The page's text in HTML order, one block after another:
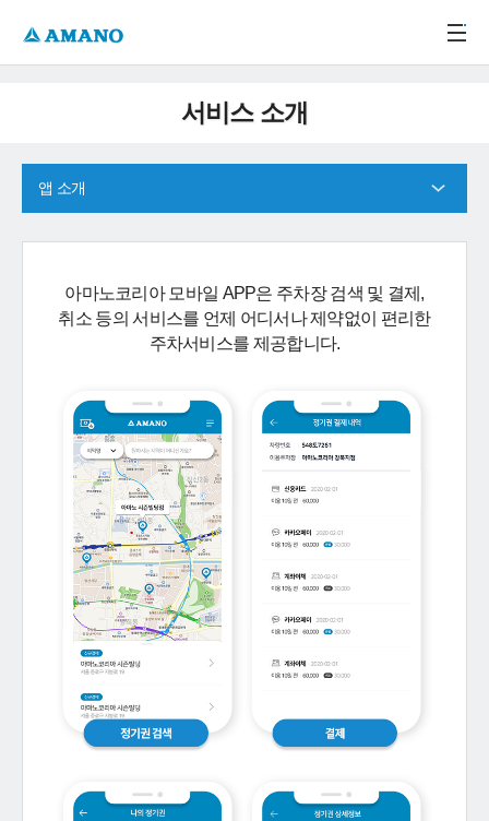
서비스 소개
앱 소개
아마노코리아 모바일 APP은 주차장 검색 및 결제,
취소 등의 서비스를 언제 어디서나 제약없이 편리한
주차서비스를 제공합니다.